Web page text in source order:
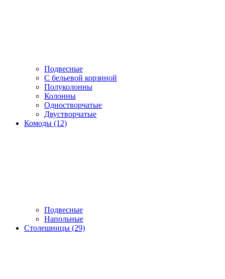
Подвесные
С бельевой корзиной
Полуколонны
Колонны
Одностворчатые
Двустворчатые
Комоды (12)
Подвесные
Напольные
Столешницы (29)